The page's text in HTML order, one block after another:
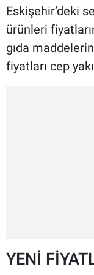
Eskişehir’deki
ürünleri
gıda
fiyatları cep
YENİ